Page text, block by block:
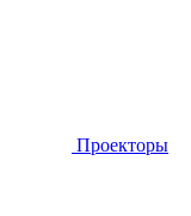
Проекторы